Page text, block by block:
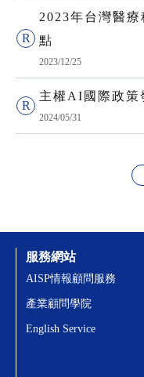
2023年台灣醫
點
2023/12/25
主權AI國際政策
2024/05/31
服務網站
AISP情報顧問服務
產業顧問學院
English Service